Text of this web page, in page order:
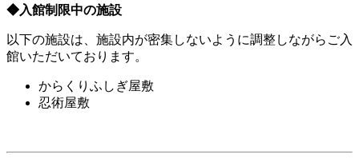
◆入館制限中の施設
以下の施設は、施設内が密集しないように調整しながらご入
館いただいております。
からくりふしぎ屋敷
忍術屋敷